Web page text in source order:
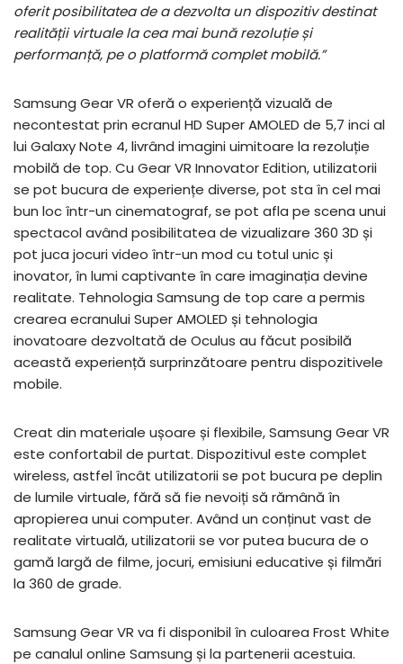
oferit posibilitatea de a dezvolta un dispozitiv destinat
realității virtuale la cea mai bună rezoluție și
performanță, pe o platformă complet mobilă.”
Samsung Gear VR oferă o experiență vizuală de
necontestat prin ecranul HD Super AMOLED de 5,7 inci al
lui Galaxy Note 4, livrând imagini uimitoare la rezoluție
mobilă de top. Cu Gear VR Innovator Edition, utilizatorii
se pot bucura de experiențe diverse, pot sta în cel mai
bun loc într-un cinematograf, se pot afla pe scena unui
spectacol având posibilitatea de vizualizare 360 3D și
pot juca jocuri video într-un mod cu totul unic și
inovator, în lumi captivante în care imaginația devine
realitate. Tehnologia Samsung de top care a permis
crearea ecranului Super AMOLED și tehnologia
inovatoare dezvoltată de Oculus au făcut posibilă
această experiență surprinzătoare pentru dispozitivele
mobile.
Creat din materiale ușoare și flexibile, Samsung Gear VR
este confortabil de purtat. Dispozitivul este complet
wireless, astfel încât utilizatorii se pot bucura pe deplin
de lumile virtuale, fără să fie nevoiți să rămână în
apropierea unui computer. Având un conținut vast de
realitate virtuală, utilizatorii se vor putea bucura de o
gamă largă de filme, jocuri, emisiuni educative și filmări
la 360 de grade.
Samsung Gear VR va fi disponibil în culoarea Frost White
pe canalul online Samsung și la partenerii acestuia.